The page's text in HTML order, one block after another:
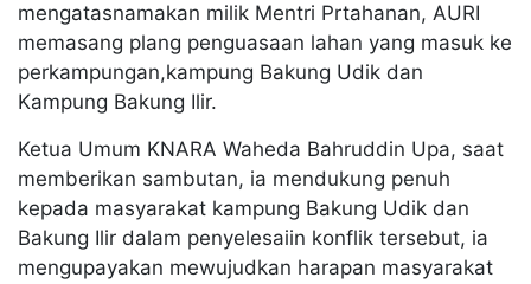
mengatasnamakan milik Mentri Prtahanan, AURI
memasang plang penguasaan lahan yang masuk ke
perkampungan,kampung Bakung Udik dan
Kampung Bakung Ilir.
Ketua Umum KNARA Waheda Bahruddin Upa, saat
memberikan sambutan, ia mendukung penuh
kepada masyarakat kampung Bakung Udik dan
Bakung Ilir dalam penyelesaiin konflik tersebut, ia
mengupayakan mewujudkan harapan masyarakat